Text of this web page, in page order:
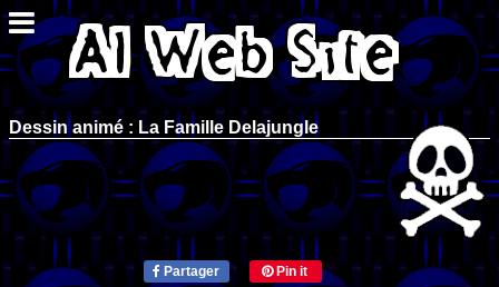
Dessin animé : La Famille Delajungle
Partager Pin it